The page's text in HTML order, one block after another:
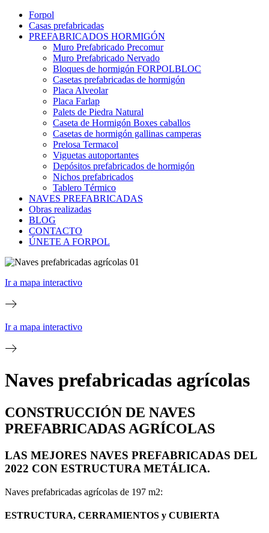
Forpol
Casas prefabricadas
PREFABRICADOS HORMIGÓN
Muro Prefabricado Precomur
Muro Prefabricado Nervado
Bloques de hormigón FORPOLBLOC
Casetas prefabricadas de hormigón
Placa Alveolar
Placa Farlap
Palets de Piedra Natural
Caseta de Hormigón Boxes caballos
Casetas de hormigón gallinas camperas
Prelosa Termacol
Viguetas autoportantes
Depósitos prefabricados de hormigón
Nichos prefabricados
Tablero Térmico
NAVES PREFABRICADAS
Obras realizadas
BLOG
CONTACTO
ÚNETE A FORPOL
Ir a mapa interactivo
Ir a mapa interactivo
Naves prefabricadas agrícolas
CONSTRUCCIÓN DE NAVES
PREFABRICADAS AGRÍCOLAS
LAS MEJORES NAVES PREFABRICADAS DEL
2022 CON ESTRUCTURA METÁLICA.
Naves prefabricadas agrícolas de 197 m2:
ESTRUCTURA, CERRAMIENTOS y CUBIERTA